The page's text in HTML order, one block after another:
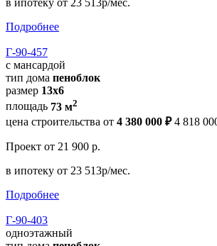
в ипотеку от 23 513р/мес.
Подробнее
Г-90-457
с мансардой
тип дома пеноблок
размер 13х6
площадь 73 м2
цена строительства от 4 380 000 ₽ 4 818
Проект от 21 900 р.
в ипотеку от 23 513р/мес.
Подробнее
Г-90-403
одноэтажный